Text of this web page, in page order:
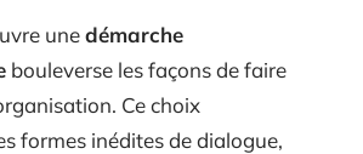
unedémarche
bouleverse les façons de faire
Ce choix
formes inédites de dialogue,